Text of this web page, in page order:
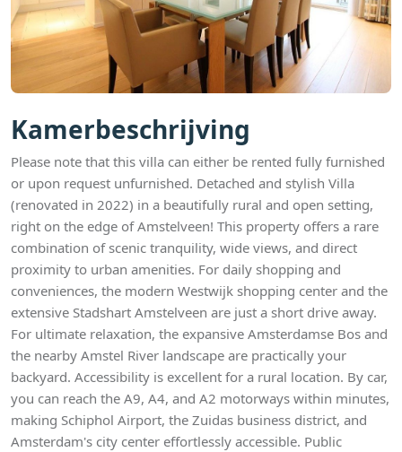
Kamerbeschrijving
Please note that this villa can either be rented fully furnished
or upon request unfurnished. Detached and stylish Villa
(renovated in 2022) in a beautifully rural and open setting,
right on the edge of Amstelveen! This property offers a rare
combination of scenic tranquility, wide views, and direct
proximity to urban amenities. For daily shopping and
conveniences, the modern Westwijk shopping center and the
extensive Stadshart Amstelveen are just a short drive away.
For ultimate relaxation, the expansive Amsterdamse Bos and
the nearby Amstel River landscape are practically your
backyard. Accessibility is excellent for a rural location. By car,
you can reach the A9, A4, and A2 motorways within minutes,
making Schiphol Airport, the Zuidas business district, and
Amsterdam's city center effortlessly accessible. Public